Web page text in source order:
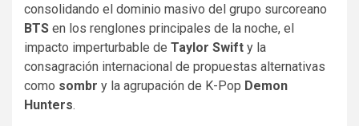
consolidando el dominio masivo del grupo surcoreano
BTS en los renglones principales de la noche, el
impacto imperturbable de Taylor Swift y la
consagración internacional de propuestas alternativas
como sombr y la agrupación de K-Pop Demon
Hunters.